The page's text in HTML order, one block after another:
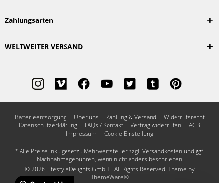
Zahlungsarten
WELTWEITER VERSAND
Batterieentsorgung Über uns Zahlung & Versand
Widerrufsrecht
Datenschutzerklärung
FAQs / Kontakt Vertrag widerrufen
AGB
Impressum
Cookie Einstellung
* Alle Preise inkl. gesetzl. Mehrwertsteuer zzgl. Versandkosten und ggf.
Nachnahmegebühren, wenn nicht anders beschrieben
© 2026 LifestyleDelights GmbH - All Rights Reserved. Theme by
ThemeWare®